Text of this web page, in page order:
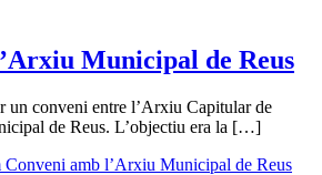
Municipal de Reus
un conveni entre l’Arxiu Capitular de
de Reus. L’objectiu era la […]
Conveni amb l’Arxiu Municipal de Reus